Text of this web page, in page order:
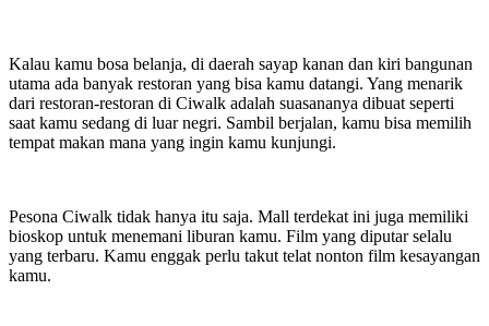
Kalau kamu bosa belanja, di daerah sayap kanan dan kiri bangunan
utama ada banyak restoran yang bisa kamu datangi. Yang menarik
dari restoran-restoran di Ciwalk adalah suasananya dibuat seperti
saat kamu sedang di luar negri. Sambil berjalan, kamu bisa memilih
tempat makan mana yang ingin kamu kunjungi.
Pesona Ciwalk tidak hanya itu saja. Mall terdekat ini juga memiliki
bioskop untuk menemani liburan kamu. Film yang diputar selalu
yang terbaru. Kamu enggak perlu takut telat nonton film kesayangan
kamu.